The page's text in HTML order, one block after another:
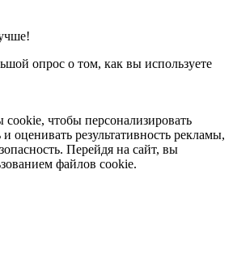
опрос о том, как вы используете
чтобы персонализировать
и оценивать результативность рекламы,
Перейдя на сайт, вы
файлов cookie.